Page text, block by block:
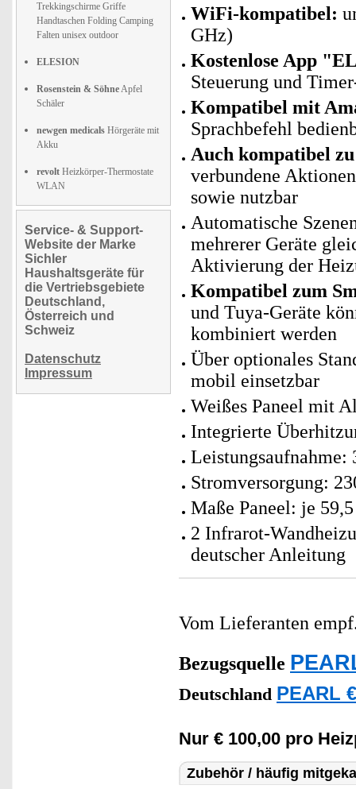
Trekkingschirme Griffe
Handtaschen Folding Camping
Falten unisex outdoor
ELESION
Rosenstein & SöhneApfel
Schäler
newgen medicals Hörgeräte mit
Akku
revolt Heizkörper-Thermostate
WLAN
Service- & Support-
Website der Marke
Sichler
Haushaltsgeräte für
die Vertriebsgebiete
Deutschland,
Österreich und
Schweiz
Datenschutz
Impressum
WiFi-kompatibel:
GHz)
Kostenlose App
Steuerung und
Kompatibel mit
Sprachbefehl
Auch kompatibel
verbundene
sowie nutzbar
Automatische
mehrerer Geräte
Aktivierung der
Kompatibel zum
und Tuya-Geräte
kombiniert werden
Über optionales
mobil einsetzbar
Weißes Paneel mit
Integrierte
Leistungsaufnahme:
Stromversorgung:
Maße Paneel: je
2 Infrarot-
deutscher Anleitung
Vom Lieferanten
Bezugsquelle
Deutschland PEARL
Nur € 100,00 pro
Zubehör / häufig